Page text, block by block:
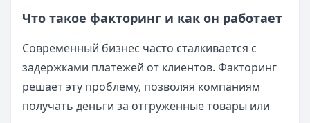
Что такое факторинг и как он работает
Современный бизнес часто сталкивается с
задержками платежей от клиентов. Факторинг
решает эту проблему, позволяя компаниям
получать деньги за отгруженные товары или